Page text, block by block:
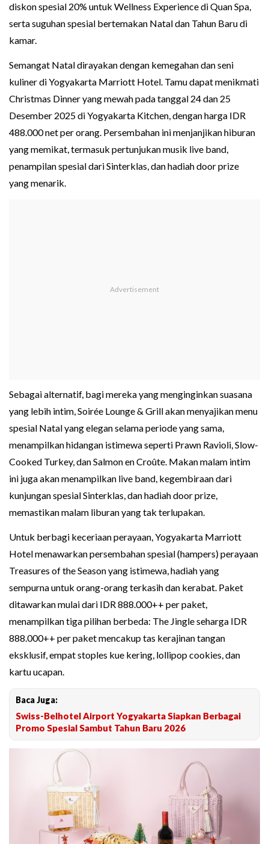
diskon spesial 20% untuk Wellness Experience di Quan Spa,
serta suguhan spesial bertemakan Natal dan Tahun Baru di
kamar.
Semangat Natal dirayakan dengan kemegahan dan seni
kuliner di Yogyakarta Marriott Hotel. Tamu dapat menikmati
Christmas Dinner yang mewah pada tanggal 24 dan 25
Desember 2025 di Yogyakarta Kitchen, dengan harga IDR
488.000 net per orang. Persembahan ini menjanjikan hiburan
yang memikat, termasuk pertunjukan musik live band,
penampilan spesial dari Sinterklas, dan hadiah door prize
yang menarik.
Sebagai alternatif, bagi mereka yang menginginkan suasana
yang lebih intim, Soirée Lounge & Grill akan menyajikan menu
spesial Natal yang elegan selama periode yang sama,
menampilkan hidangan istimewa seperti Prawn Ravioli, Slow-
Cooked Turkey, dan Salmon en Croûte. Makan malam intim
ini juga akan menampilkan live band, kegembiraan dari
kunjungan spesial Sinterklas, dan hadiah door prize,
memastikan malam liburan yang tak terlupakan.
Untuk berbagi keceriaan perayaan, Yogyakarta Marriott
Hotel menawarkan persembahan spesial (hampers) perayaan
Treasures of the Season yang istimewa, hadiah yang
sempurna untuk orang-orang terkasih dan kerabat. Paket
ditawarkan mulai dari IDR 888.000++ per paket,
menampilkan tiga pilihan berbeda: The Jingle seharga IDR
888.000++ per paket mencakup tas kerajinan tangan
eksklusif, empat stoples kue kering, lollipop cookies, dan
kartu ucapan.
Baca Juga:
Swiss-Belhotel Airport Yogyakarta Siapkan Berbagai
Promo Spesial Sambut Tahun Baru 2026